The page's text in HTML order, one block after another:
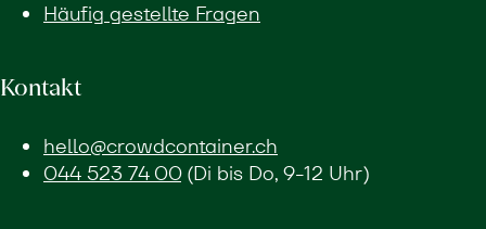
Häufig gestellte Fragen
Kontakt
hello@crowdcontainer.ch
044 523 74 00(Di bis Do, 9-12 Uhr)